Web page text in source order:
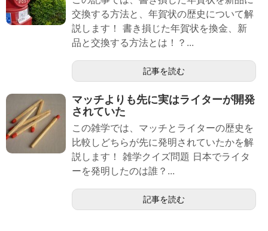
交換する方法と、年賀状の歴史について解
説します！ 書き損じた年賀状を換金、新
品と交換する方法とは！？...
記事を読む
マッチよりも先に実はライターが開発
されていた
この雑学では、マッチとライターの歴史を
比較しどちらが先に発明されていたかを解
説します！ 雑学クイズ問題 日本でライタ
ーを発明したのは誰？...
記事を読む